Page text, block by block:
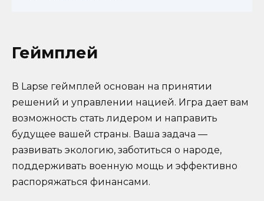
Геймплей
В Lapse геймплей основан на принятии
решений и управлении нацией. Игра дает вам
возможность стать лидером и направить
будущее вашей страны. Ваша задача —
развивать экологию, заботиться о народе,
поддерживать военную мощь и эффективно
распоряжаться финансами.